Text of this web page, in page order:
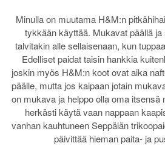
Minulla on muutama H&M:n
tykkään käyttää. Mukavat päällä
talvitakin alle sellaisenaan, kun
Edelliset paidat taisin hankkia
joskin myös H&M:n koot ovat aika
päälle, mutta jos kaipaan jotain
on mukava ja helppo olla oma itsensä
herkästi käytä vaan nappaan
vanhan kauhtuneen Seppälän
päivittää hieman paita- ja